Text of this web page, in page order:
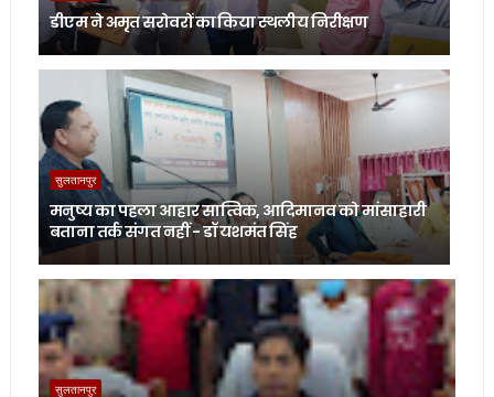
डीएम ने अमृत सरोवरों का किया स्थलीय निरीक्षण
सुलतानपुर
मनुष्य का पहला आहार सात्विक, आदिमानव को मांसाहारी
बताना तर्क संगत नहीं - डॉ यशमंत सिंह
सुलतानपुर